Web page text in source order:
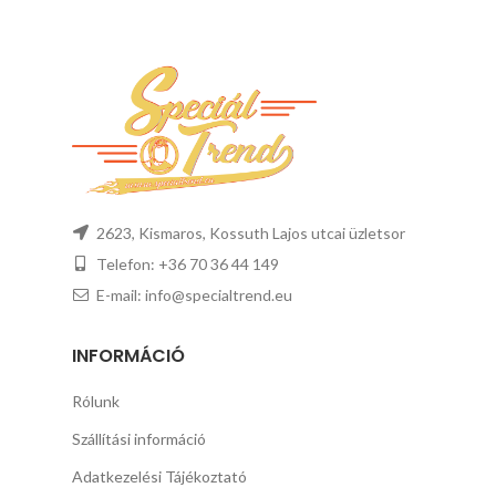
2623, Kismaros, Kossuth Lajos utcai üzletsor
Telefon: +36 70 36 44 149
E-mail: info@specialtrend.eu
INFORMÁCIÓ
Rólunk
Szállítási információ
Adatkezelési Tájékoztató